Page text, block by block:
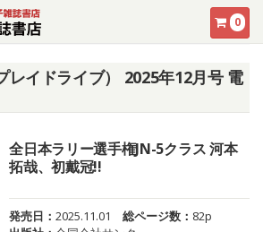
0
レイドライブ） 2025年12月号 電
全日本ラリー選手権JN-5クラス 河本
拓哉、初戴冠!!
発売日：2025.11.01 総ページ数： 82p